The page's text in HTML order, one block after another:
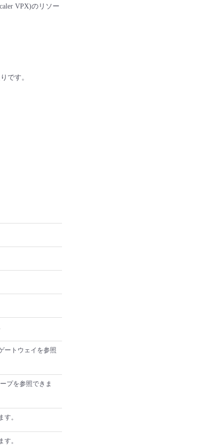
VPX)のリソー
です。
ートウェイを参照
プを参照できま
。
。